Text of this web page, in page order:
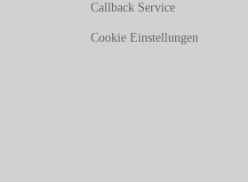
Callback Service
Cookie Einstellungen